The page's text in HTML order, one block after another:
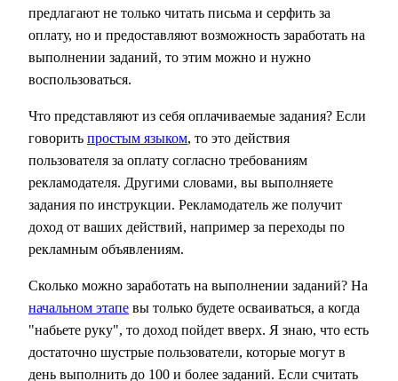
предлагают не только читать письма и серфить за
оплату, но и предоставляют возможность заработать на
выполнении заданий, то этим можно и нужно
воспользоваться.
Что представляют из себя оплачиваемые задания? Если
говорить простым языком, то это действия
пользователя за оплату согласно требованиям
рекламодателя. Другими словами, вы выполняете
задания по инструкции. Рекламодатель же получит
доход от ваших действий, например за переходы по
рекламным объявлениям.
Сколько можно заработать на выполнении заданий? На
начальном этапе вы только будете осваиваться, а когда
"набьете руку", то доход пойдет вверх. Я знаю, что есть
достаточно шустрые пользователи, которые могут в
день выполнить до 100 и более заданий. Если считать